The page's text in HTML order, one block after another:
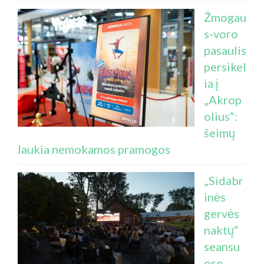
Žmogau
s-voro
pasaulis
persikel
ia į
„Akrop
olius“:
šeimų
laukia nemokamos pramogos
„Sidabr
inės
gervės
naktų“
seansu